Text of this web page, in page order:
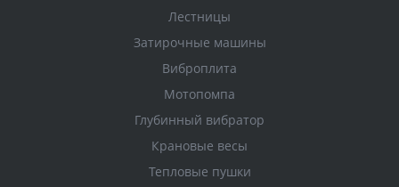
Лестницы
Затирочные машины
Виброплита
Мотопомпа
Глубинный вибратор
Крановые весы
Тепловые пушки